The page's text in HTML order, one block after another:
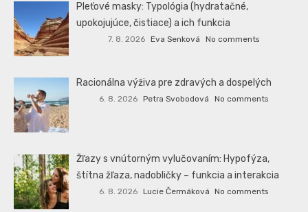
Pleťové masky: Typológia (hydratačné,
upokojujúce, čistiace) a ich funkcia
7. 8. 2026 Eva Senková No comments
Racionálna výživa pre zdravých a dospelých
6. 8. 2026 Petra Svobodová No comments
Žľazy s vnútorným vylučovaním: Hypofýza,
štítna žľaza, nadobličky – funkcia a interakcia
6. 8. 2026 Lucie Čermáková No comments